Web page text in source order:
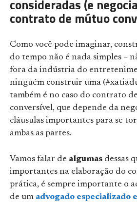
consideradas (e
contrato de mútuo
Como você pode imaginar,
do tempo não é nada simples –
fora da indústria do
ninguém construir uma
também é no caso do contrato
conversível, que depende da
cláusulas importantes para se
ambas as partes.
Vamos falar de algumas dessas
importantes na elaboração do
prática, é sempre importante o
de um advogado especializado